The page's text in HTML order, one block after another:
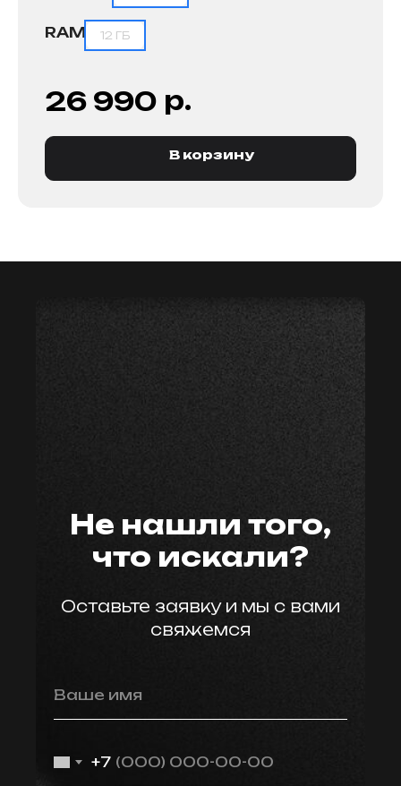
26 990 р.
RAM 12 ГБ
В корзину
Не нашли того,
что искали?
Оставьте заявку и мы с вами
свяжемся
Ваше имя
+7